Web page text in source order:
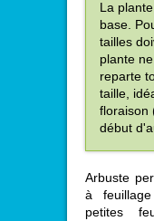
La
base.
tailles
plante
reparte
taille,
floraison
début
Arbuste
à
petites